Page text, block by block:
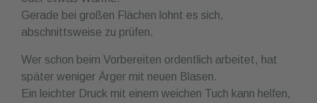
Gerade bei großen Flächen lohnt es sich,
abschnittsweise zu prüfen.
Wer schon beim Vorbereiten ordentlich arbeitet, hat
später weniger Ärger mit neuen Blasen.
Ein leichter Druck mit einem weichen Tuch kann helfen,